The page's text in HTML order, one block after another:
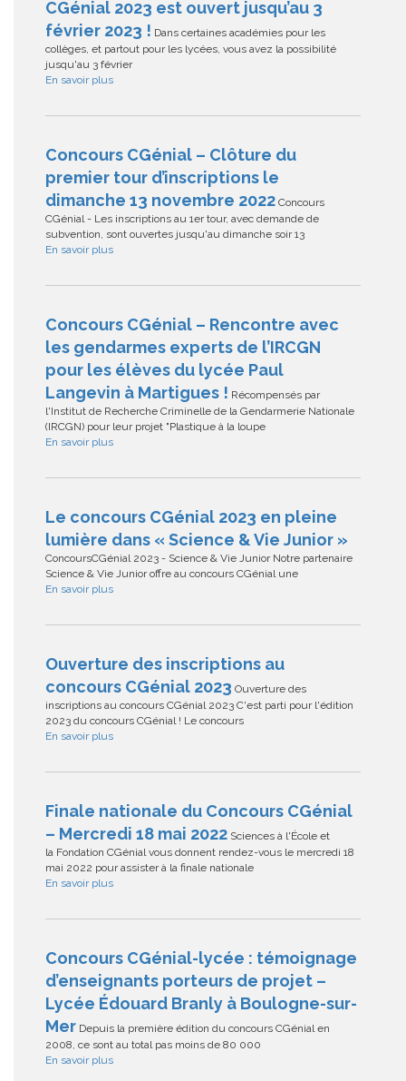
CGénial 2023 est ouvert jusqu’au 3
février 2023 ! Dans certaines académies pour les
collèges, et partout pour les lycées, vous avez la possibilité
jusqu'au 3 février
En savoir plus
Concours CGénial – Clôture du
premier tour d’inscriptions le
dimanche 13 novembre 2022 Concours
CGénial - Les inscriptions au 1er tour, avec demande de
subvention, sont ouvertes jusqu'au dimanche soir 13
En savoir plus
Concours CGénial – Rencontre avec
les gendarmes experts de l’IRCGN
pour les élèves du lycée Paul
Langevin à Martigues ! Récompensés par
l'Institut de Recherche Criminelle de la Gendarmerie Nationale
(IRCGN) pour leur projet "Plastique à la loupe
En savoir plus
Le concours CGénial 2023 en pleine
lumière dans « Science & Vie Junior »
ConcoursCGénial 2023 - Science & Vie Junior Notre partenaire
Science & Vie Junior offre au concours CGénial une
En savoir plus
Ouverture des inscriptions au
concours CGénial 2023 Ouverture des
inscriptions au concours CGénial 2023 C'est parti pour l'édition
2023 du concours CGénial ! Le concours
En savoir plus
Finale nationale du Concours CGénial
– Mercredi 18 mai 2022 Sciences à l'École et
la Fondation CGénial vous donnent rendez-vous le mercredi 18
mai 2022 pour assister à la finale nationale
En savoir plus
Concours CGénial-lycée : témoignage
d’enseignants porteurs de projet –
Lycée Édouard Branly à Boulogne-sur-
Mer Depuis la première édition du concours CGénial en
2008, ce sont au total pas moins de 80 000
En savoir plus